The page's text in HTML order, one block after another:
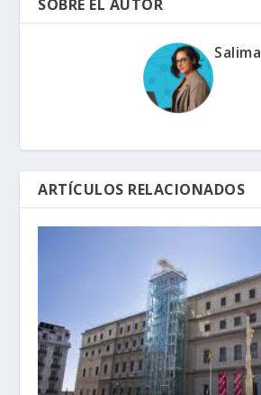
SOBRE EL AUTOR
Salima
ARTÍCULOS RELACIONADOS